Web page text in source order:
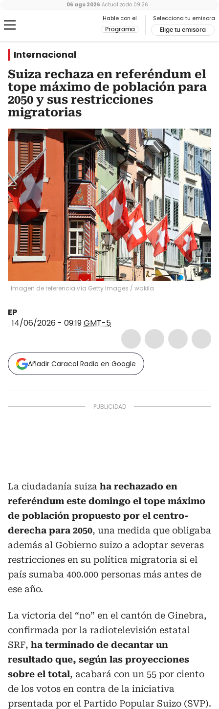
Hable con el
Programa
Selecciona tu emisora
Elige tu emisora
06 ago 2026 Actualizado 09:26
Internacional
Suiza rechaza en referéndum el
tope máximo de población para
2050 y sus restricciones
migratorias
Imagen de referencia vía Getty Images / wakila
EP
14/06/2026 - 09:19GMT-5
Añadir Caracol Radio en Google
La ciudadanía suiza ha rechazado en
referéndum este domingo el tope máximo
de población propuesto por el centro-
derecha para 2050, una medida que obligaba
además al Gobierno suizo a adoptar severas
restricciones en su política migratoria si el
país sumaba 400.000 personas más antes de
ese año.
La victoria del “no” en el cantón de Ginebra,
confirmada por la radiotelevisión estatal
SRF, ha terminado de decantar un
resultado que, según las proyecciones
sobre el total, acabará con un 55 por ciento
de los votos en contra de la iniciativa
prsentada por el Partido Popular Suizo (SVP).